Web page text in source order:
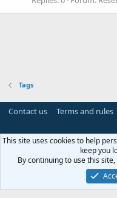
Tags
Contact us Terms and rules
This site uses cookies to help
keep you
By continuing to use this